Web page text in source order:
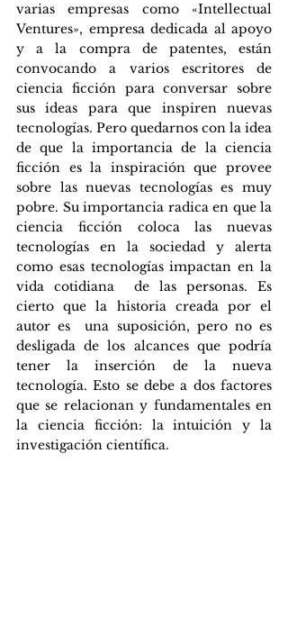
varias empresas como «Intellectual
Ventures», empresa dedicada al apoyo
y a la compra de patentes, están
convocando a varios escritores de
ciencia ficción para conversar sobre
sus ideas para que inspiren nuevas
tecnologías. Pero quedarnos con la idea
de que la importancia de la ciencia
ficción es la inspiración que provee
sobre las nuevas tecnologías es muy
pobre. Su importancia radica en que la
ciencia ficción coloca las nuevas
tecnologías en la sociedad y alerta
como esas tecnologías impactan en la
vida cotidiana  de las personas. Es
cierto que la historia creada por el
autor es  una suposición, pero no es
desligada de los alcances que podría
tener la inserción de la nueva
tecnología. Esto se debe a dos factores
que se relacionan y fundamentales en
la ciencia ficción: la intuición y la
investigación científica. ​